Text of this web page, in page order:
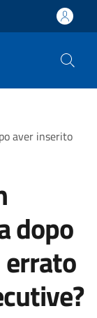
aver inserito
dopo